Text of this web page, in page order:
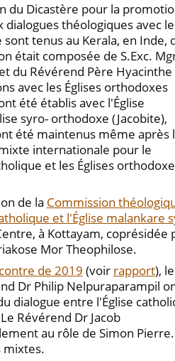
du Dicastère pour la
théologiques avec
tenus au Kerala, en Inde,
était composée de S.Exc.
du Révérend Père Hyacinthe
avec les Églises orthodoxes
été établis avec l'Église
syro- orthodoxe (Jacobite),
été maintenus même après
internationale pour le
et les Églises
de la Commission
et l'Église malankare
à Kottayam, coprésidée
Mor Theophilose.
de 2019 (voir rapport), le
Dr Philip Nelpuraparampil
dialogue entre l'Église
Révérend Dr Jacob
au rôle de Simon
mixtes.